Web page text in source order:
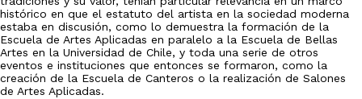
histórico en que el estatuto del artista en la sociedad moderna
estaba en discusión, como lo demuestra la formación de la
Escuela de Artes Aplicadas en paralelo a la Escuela de Bellas
Artes en la Universidad de Chile, y toda una serie de otros
eventos e instituciones que entonces se formaron, como la
creación de la Escuela de Canteros o la realización de Salones
de Artes Aplicadas.